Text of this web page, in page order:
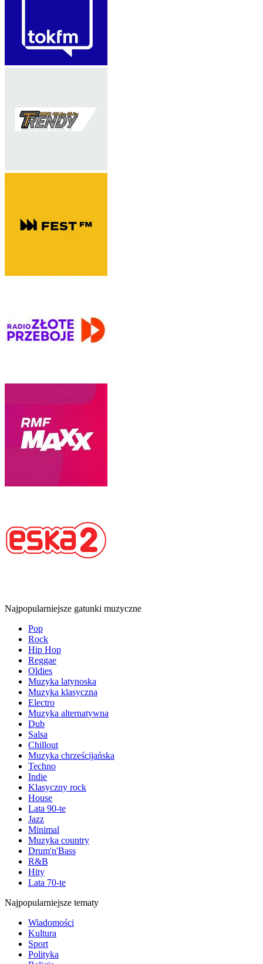
Najpopularniejsze gatunki muzyczne
Pop
Rock
Hip Hop
Reggae
Oldies
Muzyka latynoska
Muzyka klasyczna
Electro
Muzyka alternatywna
Dub
Salsa
Chillout
Muzyka chrześcijańska
Techno
Indie
Klasyczny rock
House
Lata 90-te
Jazz
Minimal
Muzyka country
Drum'n'Bass
R&B
Hity
Lata 70-te
Najpopularniejsze tematy
Wiadomości
Kultura
Sport
Polityka